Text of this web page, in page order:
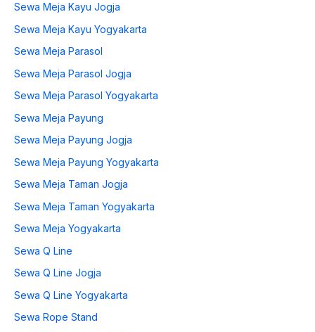
Sewa Meja Kayu Jogja
Sewa Meja Kayu Yogyakarta
Sewa Meja Parasol
Sewa Meja Parasol Jogja
Sewa Meja Parasol Yogyakarta
Sewa Meja Payung
Sewa Meja Payung Jogja
Sewa Meja Payung Yogyakarta
Sewa Meja Taman Jogja
Sewa Meja Taman Yogyakarta
Sewa Meja Yogyakarta
Sewa Q Line
Sewa Q Line Jogja
Sewa Q Line Yogyakarta
Sewa Rope Stand